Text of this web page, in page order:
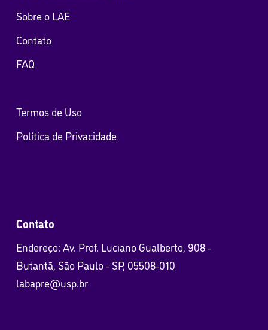
Sobre o LAE
Contato
FAQ
Termos de Uso
Política de Privacidade
Contato
Endereço: Av. Prof. Luciano Gualberto, 908 -
Butantã, São Paulo - SP, 05508-010
labapre@usp.br